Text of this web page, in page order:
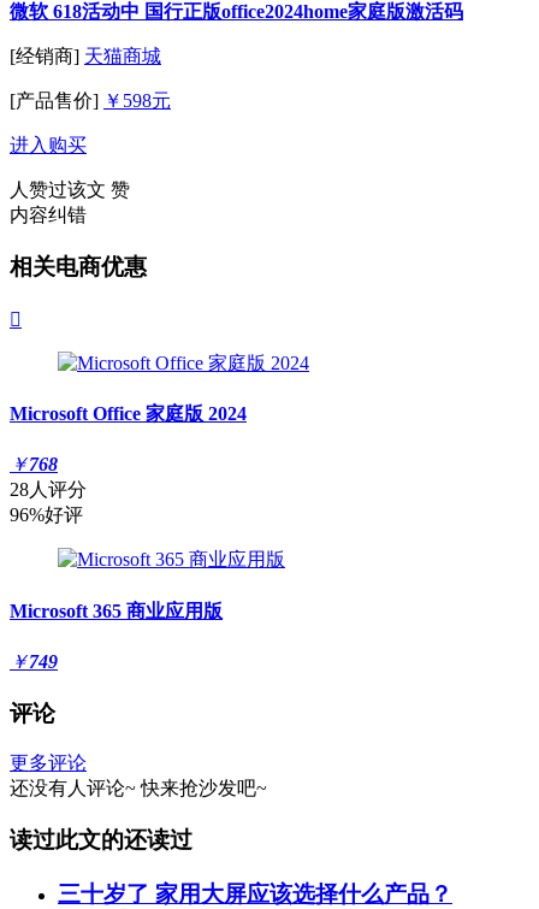
微软 618活动中 国行正版office2024home家庭版激活码
[经销商] 天猫商城
[产品售价] ￥598元
进入购买
人赞过该文 赞
内容纠错
相关电商优惠

Microsoft Office 家庭版 2024
￥768
28人评分
96%好评
Microsoft 365 商业应用版
￥749
评论
更多评论
还没有人评论~ 快来抢沙发吧~
读过此文的还读过
三十岁了 家用大屏应该选择什么产品？